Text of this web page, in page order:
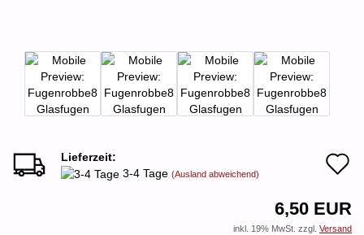
Lieferzeit:
3-4 Tage (Ausland abweichend)
6,50 EUR
inkl. 19% MwSt. zzgl. Versand